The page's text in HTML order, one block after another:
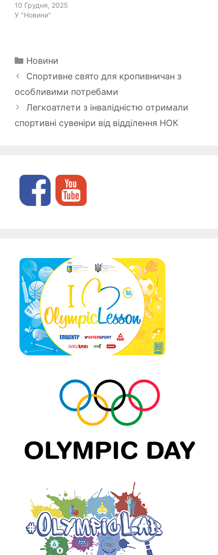
10 Грудня, 2025
У "Новини"
Категорії
Новини
Спортивне свято для кропивничан з
особливими потребами
Легкоатлети з інвалідністю отримали
спортивні сувеніри від відділення НОК